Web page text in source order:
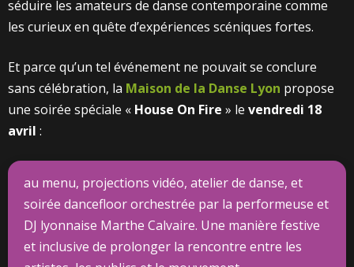
séduire les amateurs de danse contemporaine comme
les curieux en quête d’expériences scéniques fortes.
Et parce qu’un tel événement ne pouvait se conclure
sans célébration, la Maison de la Danse Lyon propose
une soirée spéciale « House On Fire » le vendredi 18
avril :
au menu, projections vidéo, atelier de danse, et
soirée dancefloor orchestrée par la performeuse et
DJ lyonnaise Marthe Calvaire. Une manière festive
et inclusive de prolonger la rencontre entre les